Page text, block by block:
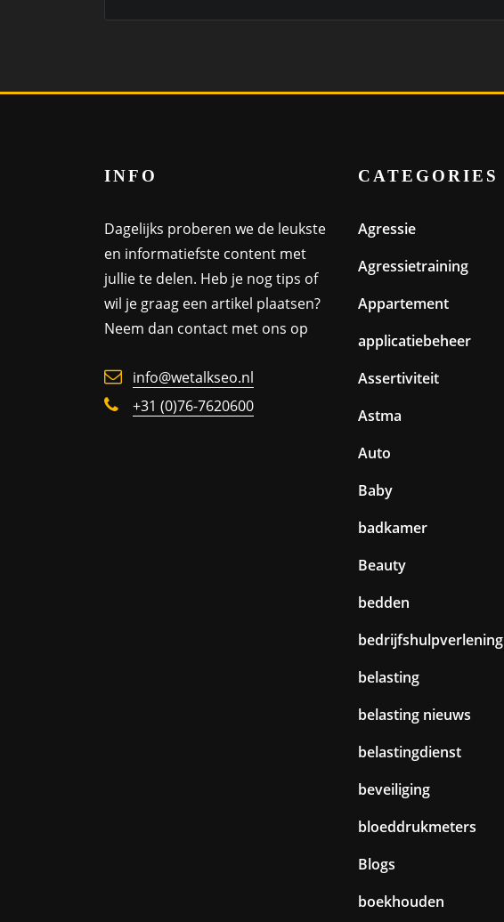
INFO
Dagelijks proberen we de leukste
en informatiefste content met
jullie te delen. Heb je nog tips of
wil je graag een artikel plaatsen?
Neem dan contact met ons op
info@wetalkseo.nl
+31 (0)76-7620600
CATEGORIES
Agressie
Agressietraining
Appartement
applicatiebeheer
Assertiviteit
Astma
Auto
Baby
badkamer
Beauty
bedden
bedrijfshulpverlening
belasting
belasting nieuws
belastingdienst
beveiliging
bloeddrukmeters
Blogs
boekhouden